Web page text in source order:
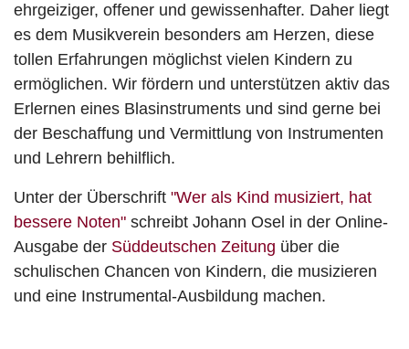
ehrgeiziger, offener und gewissenhafter. Daher liegt
es dem Musikverein besonders am Herzen, diese
tollen Erfahrungen möglichst vielen Kindern zu
ermöglichen. Wir fördern und unterstützen aktiv das
Erlernen eines Blasinstruments und sind gerne bei
der Beschaffung und Vermittlung von Instrumenten
und Lehrern behilflich.
Unter der Überschrift "Wer als Kind musiziert, hat
bessere Noten" schreibt Johann Osel in der Online-
Ausgabe der Süddeutschen Zeitung über die
schulischen Chancen von Kindern, die musizieren
und eine Instrumental-Ausbildung machen.